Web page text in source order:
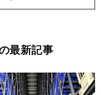
最新記事